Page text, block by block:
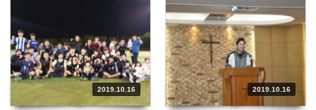
2019.10.16 2019.10.16